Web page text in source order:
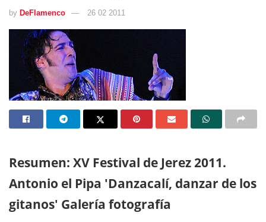
by DeFlamenco 26 02 2011
Resumen: XV Festival de Jerez 2011.
Antonio el Pipa 'Danzacalí, danzar de los
gitanos' Galería fotografía